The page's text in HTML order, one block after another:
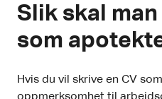
Slik skal
som
Hvis du vil skrive en CV